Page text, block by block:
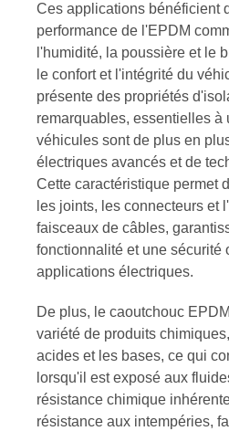
Ces applications bénéficient
performance de l'EPDM
l'humidité, la poussière et le
le confort et l'intégrité du
présente des propriétés
remarquables, essentielles à
véhicules sont de plus en
électriques avancés et de
Cette caractéristique permet
les joints, les connecteurs et
faisceaux de câbles,
fonctionnalité et une sécurité
applications électriques.
De plus, le caoutchouc
variété de produits
acides et les bases, ce qui
lorsqu'il est exposé aux
résistance chimique
résistance aux intempéries,